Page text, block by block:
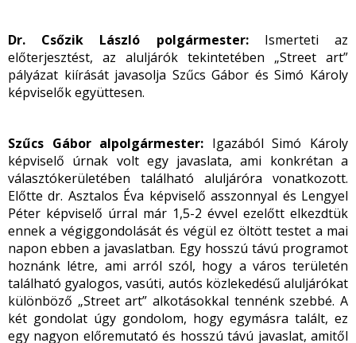
Dr. Csőzik László polgármester: Ismerteti az
előterjesztést, az aluljárók tekintetében „Street art”
pályázat kiírását javasolja Szűcs Gábor és Simó Károly
képviselők együttesen.
Szűcs Gábor alpolgármester: Igazából Simó Károly
képviselő úrnak volt egy javaslata, ami konkrétan a
választókerületében található aluljáróra vonatkozott.
Előtte dr. Asztalos Éva képviselő asszonnyal és Lengyel
Péter képviselő úrral már 1,5-2 évvel ezelőtt elkezdtük
ennek a végiggondolását és végül ez öltött testet a mai
napon ebben a javaslatban. Egy hosszú távú programot
hoznánk létre, ami arról szól, hogy a város területén
található gyalogos, vasúti, autós közlekedésű aluljárókat
különböző „Street art” alkotásokkal tennénk szebbé. A
két gondolat úgy gondolom, hogy egymásra talált, ez
egy nagyon előremutató és hosszú távú javaslat, amitől